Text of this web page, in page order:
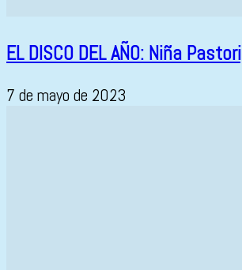
EL DISCO DEL AÑO: Niña
7 de mayo de 2023